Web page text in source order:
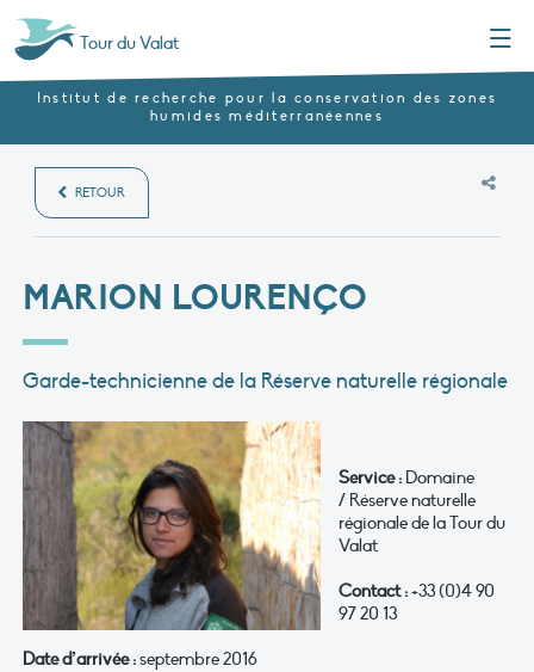
Tour du Valat
Institut de recherche pour la conservation des zones
humides méditerranéennes
RETOUR
MARION LOURENÇO
Garde-technicienne de la Réserve naturelle régionale
Service : Domaine
/ Réserve naturelle
régionale de la Tour du
Valat
Contact :+33 (0)4 90
97 20 13
Date d’arrivée :septembre 2016